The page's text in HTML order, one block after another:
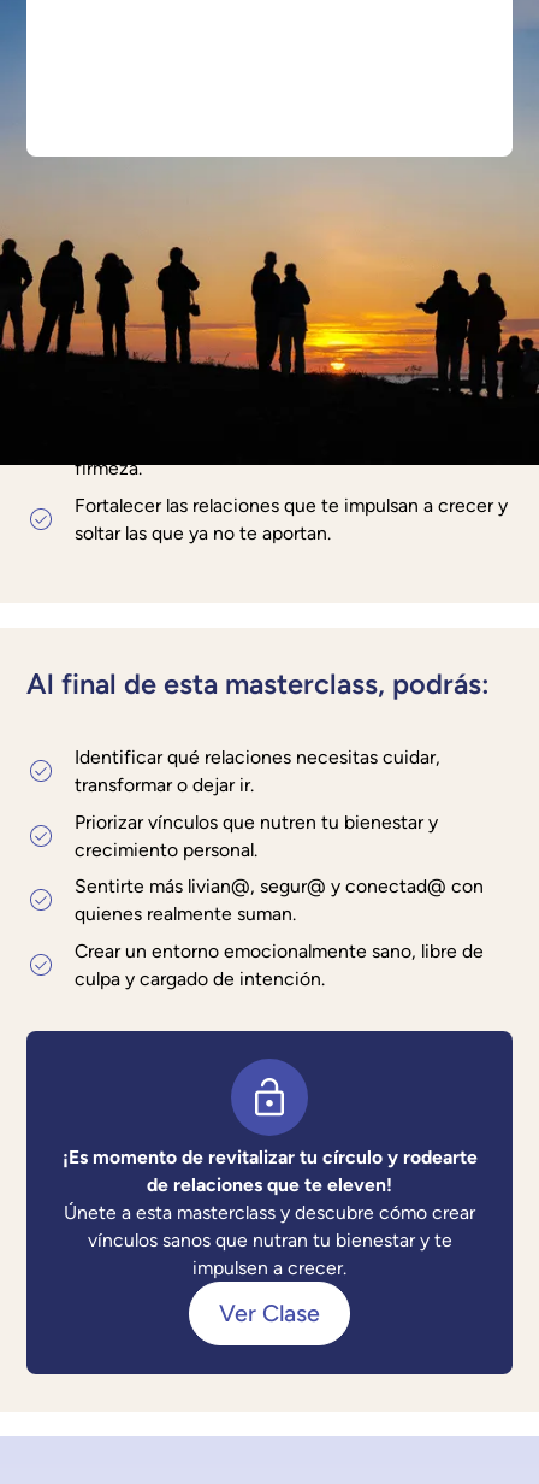
En esta masterclass aprenderás a:
Diferenciar una relación saludable de una que te
desgasta o limita.
Establecer límites claros para proteger tu bienestar
firmeza.
Fortalecer las relaciones que te impulsan a crecer y
soltar las que ya no te aportan.
Al final de esta masterclass, podrás:
Identificar qué relaciones necesitas cuidar,
transformar o dejar ir.
Priorizar vínculos que nutren tu bienestar y
crecimiento personal.
Sentirte más livian@, segur@ y conectad@ con
quienes realmente suman.
Crear un entorno emocionalmente sano, libre de
culpa y cargado de intención.
¡Es momento de revitalizar tu círculo y rodearte
de relaciones que te eleven!
Únete a esta masterclass y descubre cómo crear
vínculos sanos que nutran tu bienestar y te
impulsen a crecer.
Ver Clase